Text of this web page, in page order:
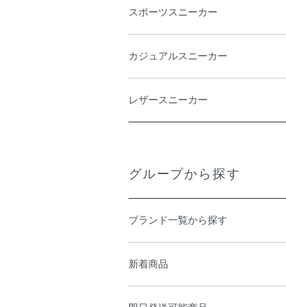
スポーツスニーカー
カジュアルスニーカー
レザースニーカー
グループから探す
ブランド一覧から探す
新着商品